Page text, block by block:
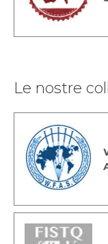
Le nostre